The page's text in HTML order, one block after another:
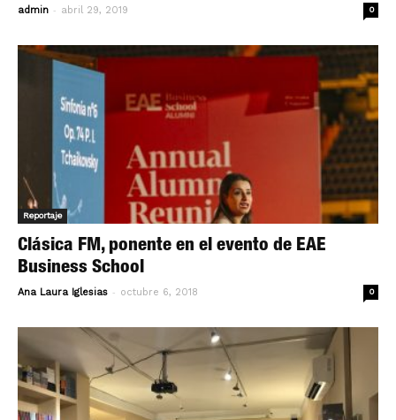
admin - abril 29, 2019 0
Reportaje
Clásica FM, ponente en el evento de EAE
Business School
Ana Laura Iglesias - octubre 6, 2018 0